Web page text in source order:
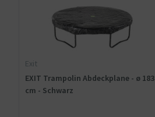
Exit
EXIT Trampolin Abdeckplane - ø 183
cm - Schwarz